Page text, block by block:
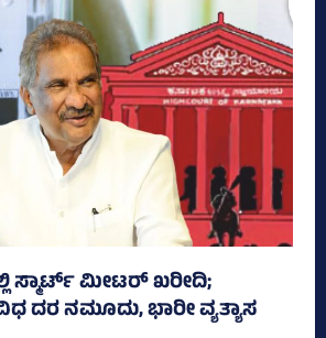
ಸ್ಮಾರ್ಟ್‌ ಮೀಟರ್ ಖರೀದಿ;
ದರ ನಮೂದು, ಭಾರೀ ವ್ಯತ್ಯಾಸ